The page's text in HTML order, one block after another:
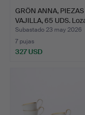
GRÖN ANNA, PIEZAS
VAJILLA, 65 UDS.
Subastado 23 may 2026
7 pujas
327 USD